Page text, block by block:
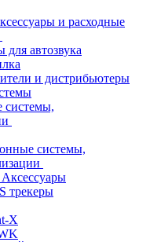
и расходные
для автозвука
и дистрибьютеры
системы,
системы,
трекеры
X